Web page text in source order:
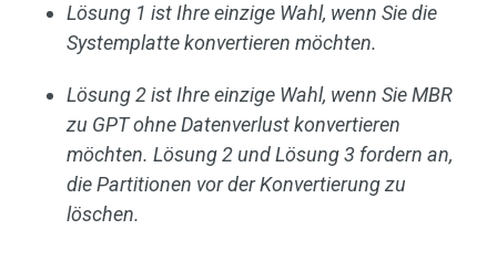
Lösung 1 ist Ihre einzige Wahl, wenn Sie die
Systemplatte konvertieren möchten.
Lösung 2 ist Ihre einzige Wahl, wenn Sie MBR
zu GPT ohne Datenverlust konvertieren
möchten. Lösung 2 und Lösung 3 fordern an,
die Partitionen vor der Konvertierung zu
löschen.